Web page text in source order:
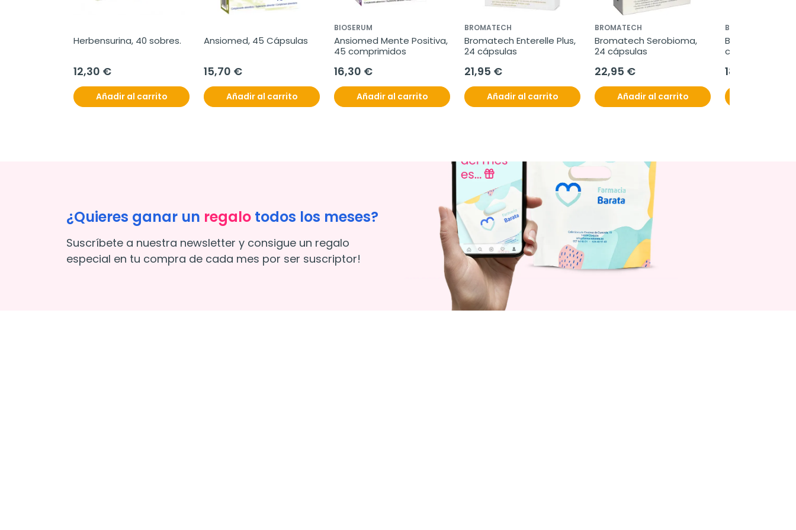
Herbensurina, 40 sobres.
12,30 €
Añadir al carrito
Ansiomed, 45 Cápsulas
15,70 €
Añadir al carrito
BIOSERUM
Ansiomed Mente Positiva,
45 comprimidos
16,30 €
Añadir al carrito
BROMATECH
Bromatech Enterelle Plus,
24 cápsulas
21,95 €
Añadir al carrito
BROMATECH
Bromatech Serobioma,
24 cápsulas
22,95 €
Añadir al carrito
BROMATECH
Bromatech
cápsulas
18,95 €
¿Quieres ganar un regalo todos los meses?
Suscríbete a nuestra newsletter y consigue un regalo
especial en tu compra de cada mes por ser suscriptor!